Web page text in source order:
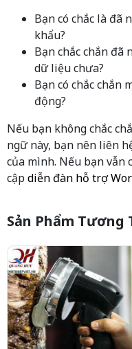
Bạn có chắc là đã
khẩu?
Bạn chắc chắn đã
dữ liệu chưa?
Bạn có chắc chắn
động?
Nếu bạn không chắc
ngữ này, bạn nên liên
của mình. Nếu bạn vẫn
cậpdiễn đàn hỗ trợ
Sản Phẩm Tương